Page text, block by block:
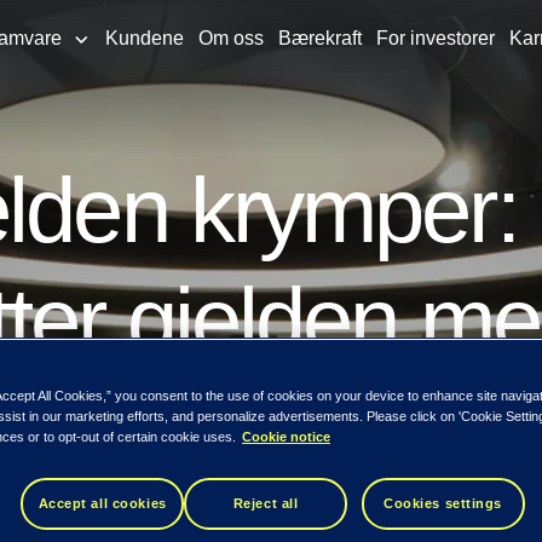
Kundene Om oss Bærekraft For investorer
gjelden
viser tall fra TietoEVRY-
i 2020.
All Cookies,” you consent to the use of cookies on your device to enhance site
in our marketing efforts, and personalize advertisements. Please click on 'Cookie
or to opt-out of certain cookie uses.
Cookie notice
Accept all cookies Reject all Cookies settings